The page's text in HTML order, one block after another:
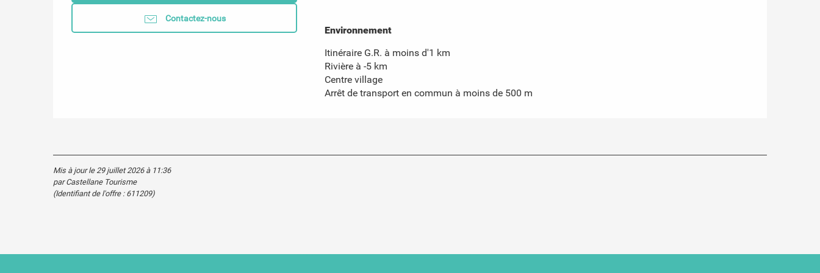
Contactez-nous
Environnement
Environnement
Itinéraire G.R. à moins d'1 km
Rivière à -5 km
Centre village
Arrêt de transport en commun à moins de 500 m
Mis à jour le 29 juillet 2026 à 11:36
par Castellane Tourisme
(Identifiant de l'offre : 611209)